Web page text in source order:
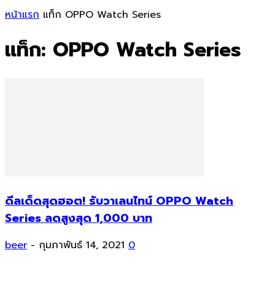
หน้าแรก แท็ก OPPO Watch Series
แท็ก: OPPO Watch Series
ดีลเด็ดสุดฮอต! รับวาเลนไทน์ OPPO Watch
Series ลดสูงสุด 1,000 บาท
beer - กุมภาพันธ์ 14, 2021 0